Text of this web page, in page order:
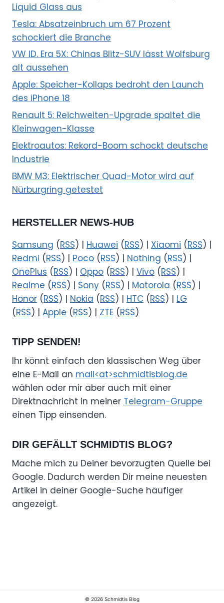
Liquid Glass aus
Tesla: Absatzeinbruch um 67 Prozent
schockiert die Branche
VW ID. Era 5X: Chinas Blitz-SUV lässt Wolfsburg
alt aussehen
Apple: Speicher-Kollaps bedroht den Launch
des iPhone 18
Renault 5: Reichweiten-Upgrade spaltet die
Kleinwagen-Klasse
Elektroautos: Rekord-Boom schockt deutsche
Industrie
BMW M3: Elektrischer Quad-Motor wird auf
Nürburgring getestet
HERSTELLER NEWS-HUB
Samsung (RSS) | Huawei (RSS) | Xiaomi (RSS) |
Redmi (RSS) | Poco (RSS) | Nothing (RSS) |
OnePlus (RSS) | Oppo (RSS) | Vivo (RSS) |
Realme (RSS) | Sony (RSS) | Motorola (RSS) |
Honor (RSS) | Nokia (RSS) | HTC (RSS) | LG
(RSS) | Apple (RSS) | ZTE (RSS)
TIPP SENDEN!
Ihr könnt einfach den klassischen Weg über
eine E-Mail an mail<at>schmidtisblog.de
wählen oder mir aber auch mit einer
Direktnachricht in meiner Telegram-Gruppe
einen Tipp einsenden.
DIR GEFÄLLT SCHMIDTIS BLOG?
Mache mich zu Deiner bevorzugten Quelle bei
Google. Dadurch werden Dir meine neuesten
Artikel in deiner Google-Suche häufiger
angezeigt.
© 2026 Schmidtis Blog